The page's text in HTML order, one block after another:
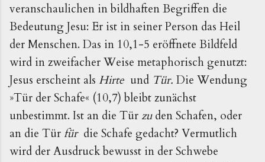
veranschaulichen in bildhaften Begriffen die
Bedeutung Jesu: Er ist in seiner Person das Heil
der Menschen. Das in 10,1-5 eröffnete Bildfeld
wird in zweifacher Weise metaphorisch genutzt:
Jesus erscheint als Hirte und Tür. Die Wendung
»Tür der Schafe« (10,7) bleibt zunächst
unbestimmt. Ist an die Türzuden Schafen, oder
an die Türfür die Schafe gedacht? Vermutlich
wird der Ausdruck bewusst in der Schwebe